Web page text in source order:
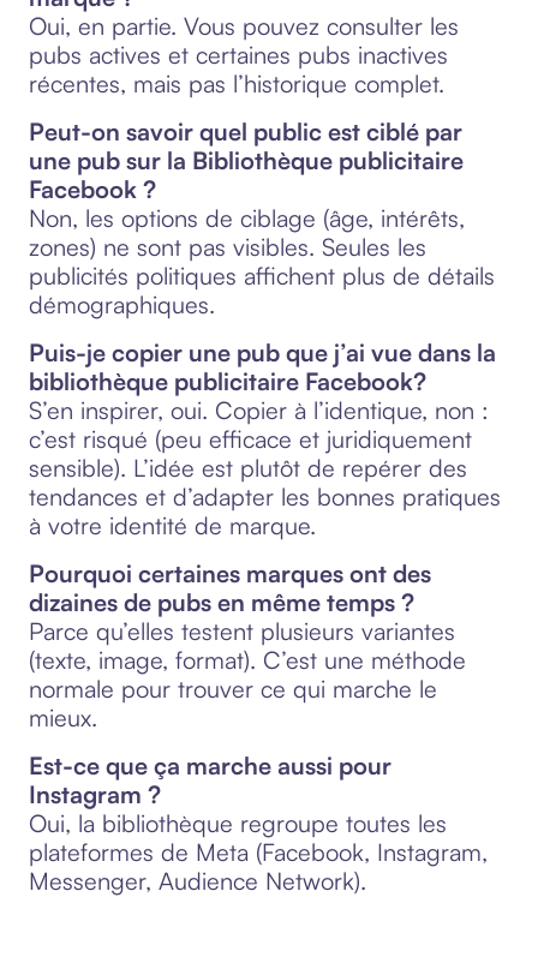
Oui, en partie. Vous pouvez consulter les
pubs actives et certaines pubs inactives
récentes, mais pas l’historique complet.
Peut-on savoir quel public est ciblé par
une pub sur la Bibliothèque publicitaire
Facebook ?
Non, les options de ciblage (âge, intérêts,
zones) ne sont pas visibles. Seules les
publicités politiques affichent plus de détails
démographiques.
Puis-je copier une pub que j’ai vue dans la
bibliothèque publicitaire Facebook?
S’en inspirer, oui. Copier à l’identique, non :
c’est risqué (peu efficace et juridiquement
sensible). L’idée est plutôt de repérer des
tendances et d’adapter les bonnes pratiques
à votre identité de marque.
Pourquoi certaines marques ont des
dizaines de pubs en même temps ?
Parce qu’elles testent plusieurs variantes
(texte, image, format). C’est une méthode
normale pour trouver ce qui marche le
mieux.
Est-ce que ça marche aussi pour
Instagram ?
Oui, la bibliothèque regroupe toutes les
plateformes de Meta (Facebook, Instagram,
Messenger, Audience Network).